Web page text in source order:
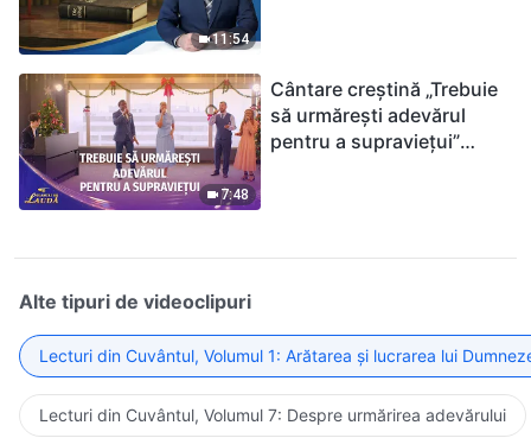
11:54
7:48
Cântare creștină „Trebuie
să urmărești adevărul
pentru a supraviețui”
Alte tipuri de videoclipuri
Lecturi din Cuvântul, Volumul 1: Arătarea și lucrarea lui
Lecturi din Cuvântul, Volumul 7: Despre urmărirea adevărului